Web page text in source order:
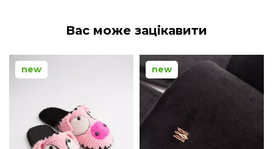
Вас може зацікавити
new new